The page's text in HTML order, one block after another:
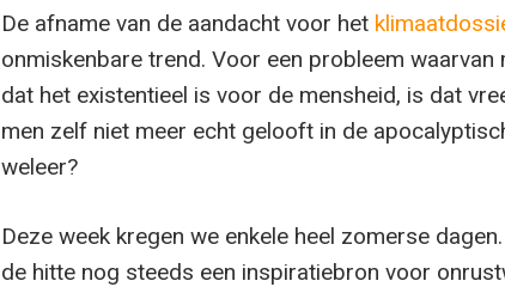
De afname van de aandacht voor het
onmiskenbare trend. Voor een probleem
dat het existentieel is voor de mensheid, is dat
men zelf niet meer echt gelooft in de
weleer?
Deze week kregen we enkele heel zomerse
de hitte nog steeds een inspiratiebron voor